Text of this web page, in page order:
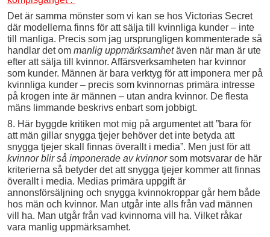
Det är samma mönster som vi kan se hos Victorias Secret
där modellerna finns för att sälja till kvinnliga kunder – inte
till manliga. Precis som jag ursprungligen kommenterade så
handlar det om manlig uppmärksamhetäven när man är ute
efter att sälja till kvinnor. Affärsverksamheten har kvinnor
som kunder. Männen är bara verktyg för att imponera mer på
kvinnliga kunder – precis som kvinnornas primära intresse
på krogen inte är männen – utan andra kvinnor. De flesta
mäns limmande beskrivs enbart som jobbigt.
8. Här byggde kritiken mot mig på argumentet att ”bara för
att män gillar snygga tjejer behöver det inte betyda att
snygga tjejer skall finnas överallt i media”. Men just för att
kvinnor blir så imponerade av kvinnorsom motsvarar de här
kriterierna så betyder det att snygga tjejer kommer att finnas
överallt i media. Medias primära uppgift är
annonsförsäljning och snygga kvinnokroppar går hem både
hos män och kvinnor. Man utgår inte alls från vad männen
vill ha. Man utgår från vad kvinnorna vill ha. Vilket råkar
vara manlig uppmärksamhet.